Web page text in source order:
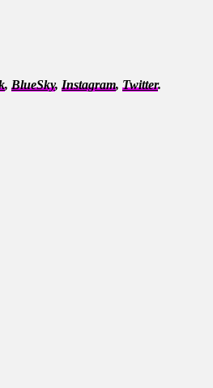
, BlueSky, Instagram, Twitter.